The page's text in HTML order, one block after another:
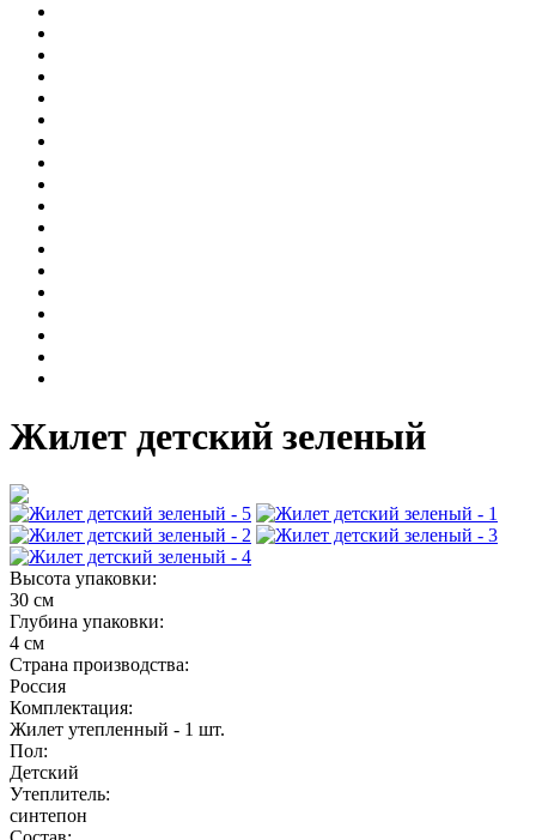
Жилет детский зеленый
Высота упаковки:
30 см
Глубина упаковки:
4 см
Страна производства:
Россия
Комплектация:
Жилет утепленный - 1 шт.
Пол:
Детский
Утеплитель:
синтепон